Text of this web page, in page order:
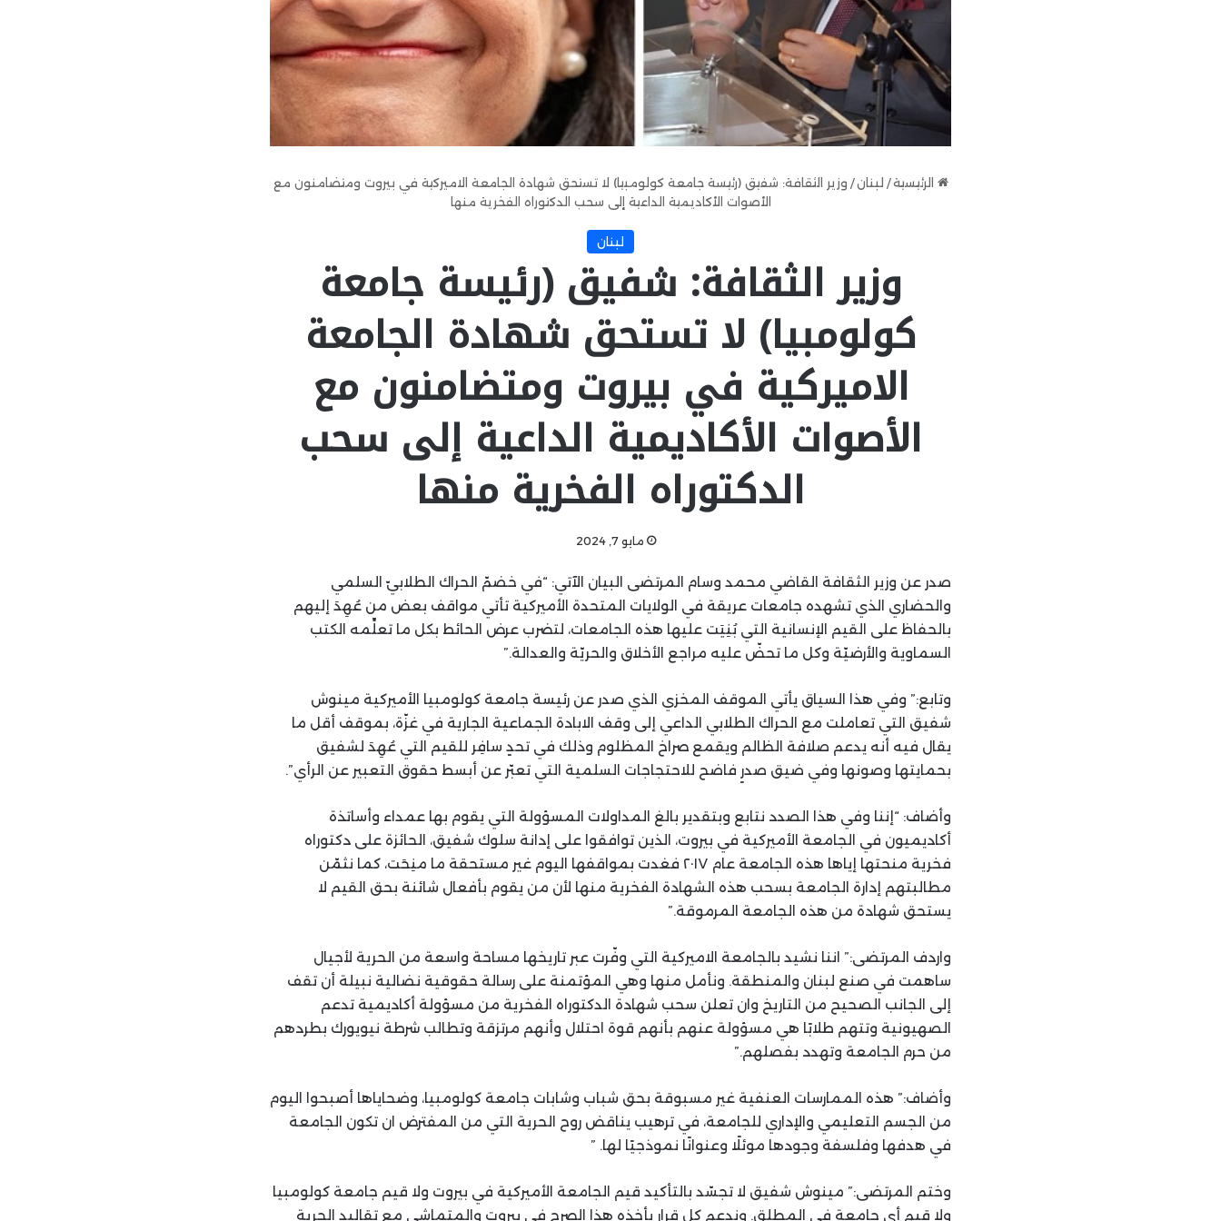
الرئيسية / لبنان / وزير الثقافة: شفيق (رئيسة جامعة كولومبيا) لا تستحق شهادة الجامعة الاميركية في بيروت ومتضامنون مع
الأصوات الأكاديمية الداعية إلى سحب الدكتوراه الفخرية منها
لبنان
وزير الثقافة: شفيق (رئيسة جامعة
كولومبيا) لا تستحق شهادة الجامعة
الاميركية في بيروت ومتضامنون مع
الأصوات الأكاديمية الداعية إلى سحب
الدكتوراه الفخرية منها
مايو 7, 2024
صدر عن وزير الثقافة القاضي محمد وسام المرتضى البيان الآتي: “في خضمّ الحراك الطلابيّ السلمي
والحضاري الذي تشهده جامعات عريقة في الولايات المتحدة الأميركية تأتي مواقف بعض من عُهِدَ إليهم
بالحفاظ على القيم الإنسانية التي بُنِيَت عليها هذه الجامعات، لتضرب عرض الحائط بكل ما تعلِّمه الكتب
السماوية والأرضيّة وكل ما تحضّ عليه مراجع الأخلاق والحريّة والعدالة.”
وتابع:” وفي هذا السياق يأتي الموقف المخزي الذي صدر عن رئيسة جامعة كولومبيا الأميركية مينوش
شفيق التي تعاملت مع الحراك الطلابي الداعي إلى وقف الابادة الجماعية الجارية في غزّة، بموقف أقل ما
يقال فيه أنه يدعم صلافة الظالم ويقمع صراخ المظلوم وذلك في تحدٍ سافِر للقيم التي عُهِدَ لشفيق
بحمايتها وصونها وفي ضيق صدرٍ فاضح للاحتجاجات السلمية التي تعبّر عن أبسط حقوق التعبير عن الرأي”.
وأضاف: “إننا وفي هذا الصدد نتابع وبتقدير بالغ المداولات المسؤولة التي يقوم بها عمداء وأساتذة
أكاديميون في الجامعة الأميركية في بيروت، الذين توافقوا على إدانة سلوك شفيق، الحائزة على دكتوراه
فخرية منحتها إياها هذه الجامعة عام ٢٠١٧ فغدت بمواقفها اليوم غير مستحقة ما منِحَت، كما نثمّن
مطالبتهم إدارة الجامعة بسحب هذه الشهادة الفخرية منها لأن من يقوم بأفعال شائنة بحق القيم لا
يستحق شهادة من هذه الجامعة المرموقة.”
واردف المرتضى:” اننا نشيد بالجامعة الاميركية التي وفّرت عبر تاريخها مساحة واسعة من الحرية لأجيال
ساهمت في صنع لبنان والمنطقة. ونأمل منها وهي المؤتمنة على رسالة حقوقية نضالية نبيلة أن تقف
إلى الجانب الصحيح من التاريخ وان تعلن سحب شهادة الدكتوراه الفخرية من مسؤولة أكاديمية تدعم
الصهيونية وتتهم طلابًا هي مسؤولة عنهم بأنهم قوة احتلال وأنهم مرتزقة وتطالب شرطة نيويورك بطردهم
من حرم الجامعة وتهدد بفصلهم.”
وأضاف:” هذه الممارسات العنفية غير مسبوقة بحق شباب وشابات جامعة كولومبيا، وضحاياها أصبحوا اليوم
من الجسم التعليمي والإداري للجامعة، في ترهيب يناقض روح الحرية التي من المفترض ان تكون الجامعة
في هدفها وفلسفة وجودها موئلًا وعنوانًا نموذجيًا لها. ”
وختم المرتضى:” مينوش شفيق لا تجسّد بالتأكيد قيم الجامعة الأميركية في بيروت ولا قيم جامعة كولومبيا
ولا قيم أي جامعة في المطلق. وندعم كل قرار يأخذه هذا الصرح في بيروت والمتماشي مع تقاليد الحرية